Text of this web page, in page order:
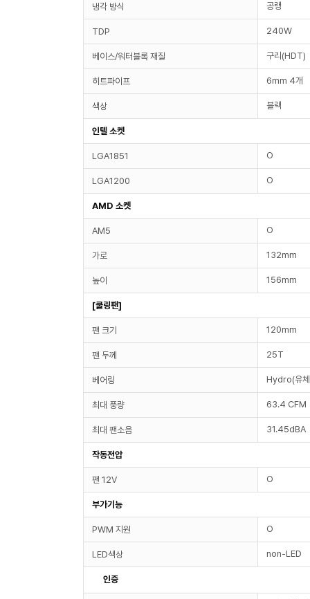
냉각 방식 공랭
TDP 240W
베이스/워터블록 재질 구리(HDT)
히트파이프 6mm 4개
색상 블랙
인텔 소켓
LGA1851 O
LGA1200 O
AMD 소켓
AM5 O
가로 132mm
높이 156mm
[쿨링팬]
팬 크기 120mm
팬 두께 25T
베어링 Hydro(유
최대 풍량 63.4 CFM
최대 팬소음 31.45dBA
작동전압
팬 12V O
부가기능
PWM 지원 O
LED색상 non-LED
인증